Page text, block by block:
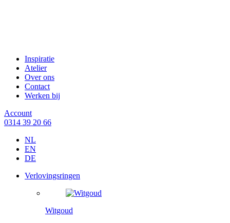
Inspiratie
Atelier
Over ons
Contact
Werken bij
Account
0314 39 20 66
NL
EN
DE
Verlovingsringen
Witgoud